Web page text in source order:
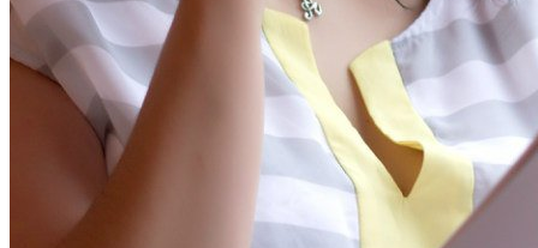
Рабочие программы практик
Объявления
Абитуриенту
ИНФОРМАЦИЯ ДЛЯ АБИТУРИЕНТОВ